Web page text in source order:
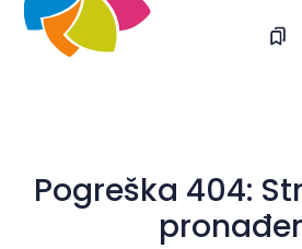
Pogreška 404: